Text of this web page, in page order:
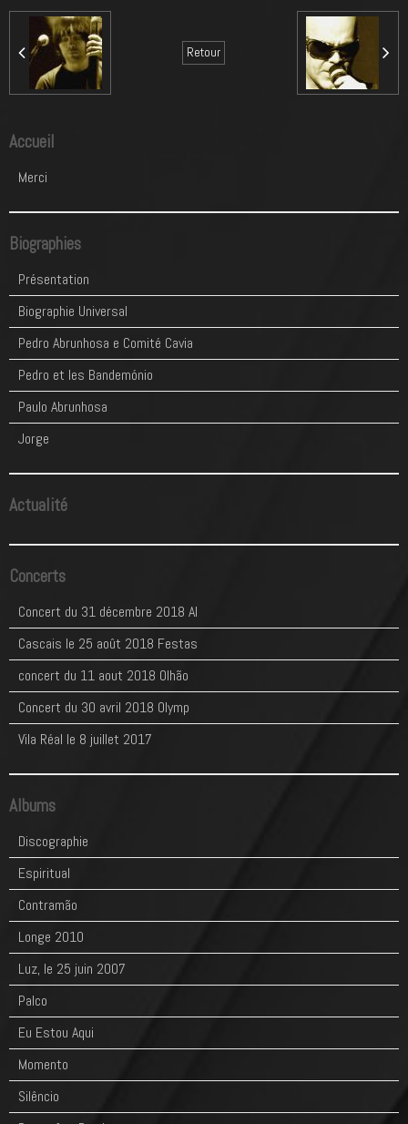
Retour
Accueil
Merci
Biographies
Présentation
Biographie Universal
Pedro Abrunhosa e Comité Cavia
Pedro et les Bandemónio
Paulo Abrunhosa
Jorge
Actualité
Concerts
Concert du 31 décembre 2018 Al
Cascais le 25 août 2018 Festas
concert du 11 aout 2018 Olhão
Concert du 30 avril 2018 Olymp
Vila Réal le 8 juillet 2017
Albums
Discographie
Espiritual
Contramão
Longe 2010
Luz, le 25 juin 2007
Palco
Eu Estou Aqui
Momento
Silêncio